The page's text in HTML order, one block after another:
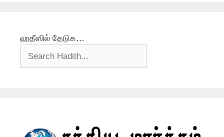
ஹதீஸில் தேடுக…